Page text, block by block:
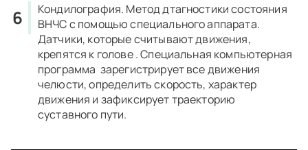
Кондилография. Метод дтагностики состояния
ВНЧС с помощью специального аппарата.
Датчики, которые считывают движения,
крепятся к голове . Специальная компьютерная
программа зарегистрирует все движения
челюсти, определить скорость, характер
движения и зафиксирует траекторию
суставного пути.